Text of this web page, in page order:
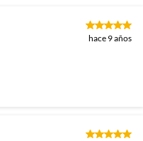
hace 9 años